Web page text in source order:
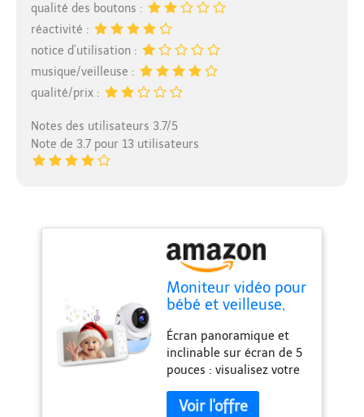
qualité des boutons :
réactivité :
notice d’utilisation :
musique/veilleuse :
qualité/prix :
Notes des utilisateurs 3.7/5
Note de 3.7 pour 13 utilisateurs
Moniteur vidéo pour
bébé et veilleuse,
pouces, moniteur
vidéo pour bébé
avec caméra 1080p
et audio, batterie
5000 mAh, vision
Écran panoramique et
inclinable sur écran de 5
pouces : visualisez votre
avec une résolution